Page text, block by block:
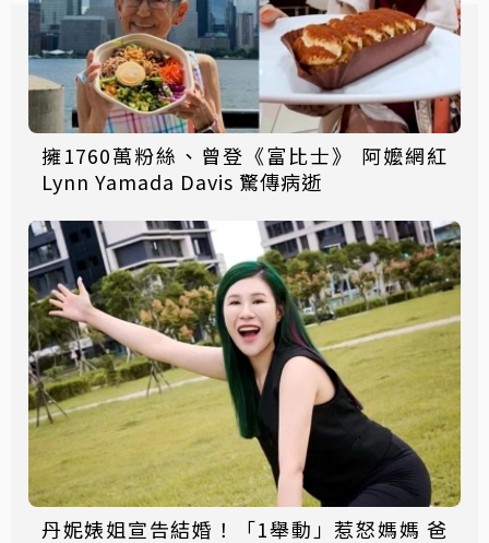
擁1760萬粉絲、曾登《富比士》 阿嬤網紅
Lynn Yamada Davis 驚傳病逝
丹妮婊姐宣告結婚！「1舉動」惹怒媽媽 爸